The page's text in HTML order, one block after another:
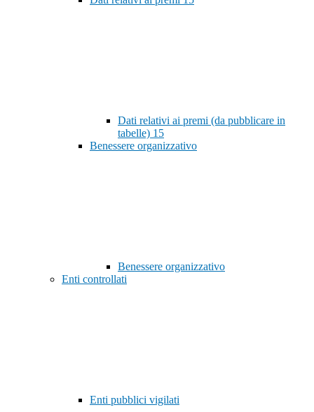
Dati relativi ai premi (da pubblicare in
tabelle) 15
Benessere organizzativo
Benessere organizzativo
Enti controllati
Enti pubblici vigilati